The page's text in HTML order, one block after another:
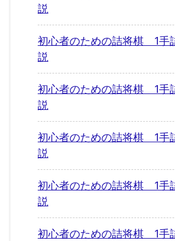
説
初心者のための詰将棋 1
説
初心者のための詰将棋 1
説
初心者のための詰将棋 1
説
初心者のための詰将棋 1
説
初心者のための詰将棋 1